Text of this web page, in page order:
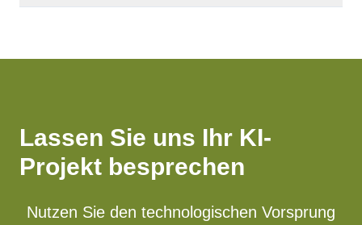
Lassen Sie uns Ihr KI-
Projekt besprechen
Nutzen Sie den technologischen Vorsprung